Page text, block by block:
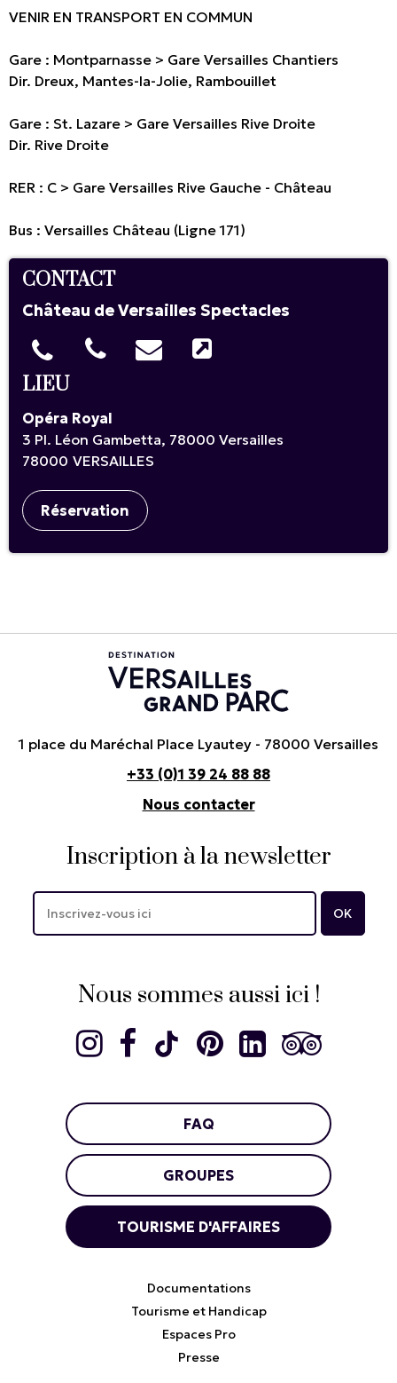
VENIR EN TRANSPORT EN COMMUN
Gare : Montparnasse > Gare Versailles Chantiers
Dir. Dreux, Mantes-la-Jolie, Rambouillet
Gare : St. Lazare > Gare Versailles Rive Droite
Dir. Rive Droite
RER : C > Gare Versailles Rive Gauche - Château
Bus : Versailles Château (Ligne 171)
CONTACT
Château de Versailles Spectacles
LIEU
Opéra Royal
3 Pl. Léon Gambetta, 78000 Versailles
78000 VERSAILLES
Réservation
1 place du Maréchal Place Lyautey - 78000 Versailles
+33 (0)1 39 24 88 88
Nous contacter
Inscription à la newsletter
Nous sommes aussi ici !
FAQ
GROUPES
TOURISME D'AFFAIRES
Documentations
Tourisme et Handicap
Espaces Pro
Presse